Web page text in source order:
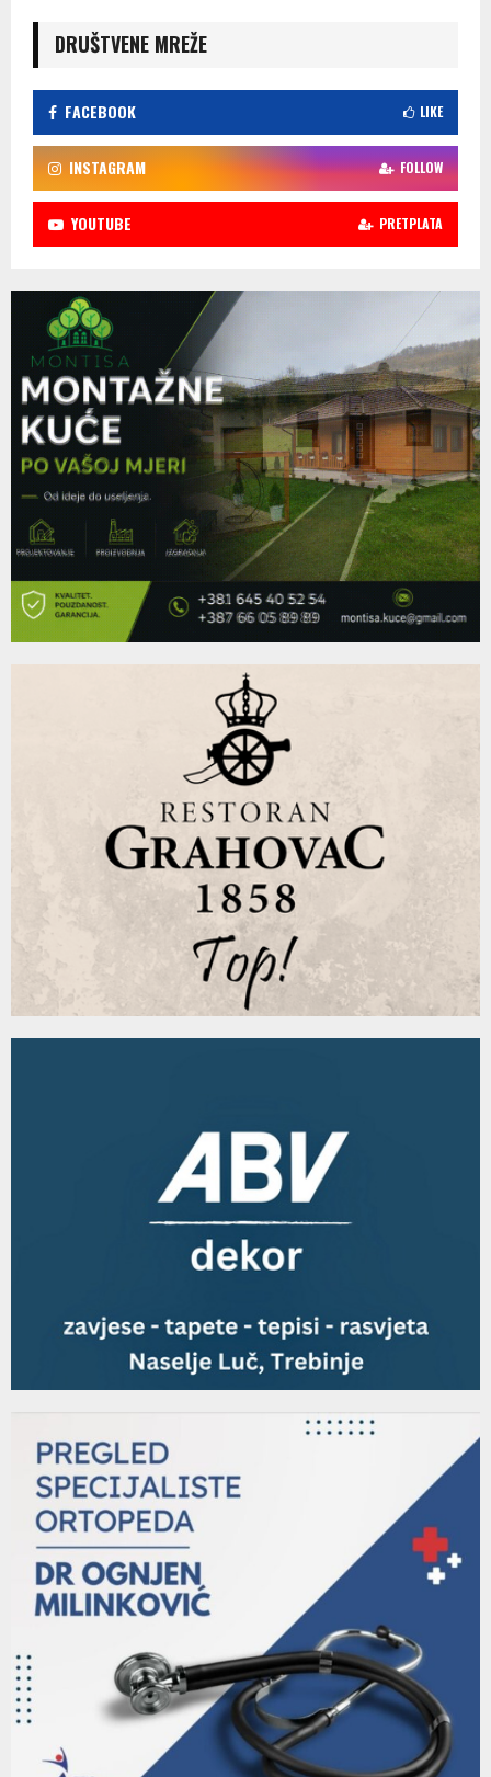
DRUŠTVENE MREŽE
FACEBOOK LIKE
INSTAGRAM FOLLOW
YOUTUBE PRETPLATA